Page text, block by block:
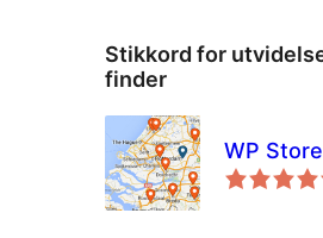
Stikkord for
finder
WP